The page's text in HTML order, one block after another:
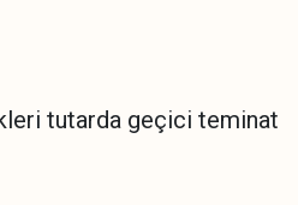
tutarda geçici teminat